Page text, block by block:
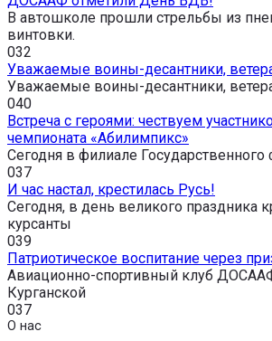
В автошколе прошли стрельбы из
винтовки.
032
Уважаемые воины-десантники,
Уважаемые воины-десантники,
040
Встреча с героями: чествуем
чемпионата «Абилимпикс»
Сегодня в филиале
037
И час настал, крестилась Русь!
Сегодня, в день великого праздника
курсанты
039
Патриотическое воспитание через
Авиационно-спортивный клуб
Курганской
037
О нас